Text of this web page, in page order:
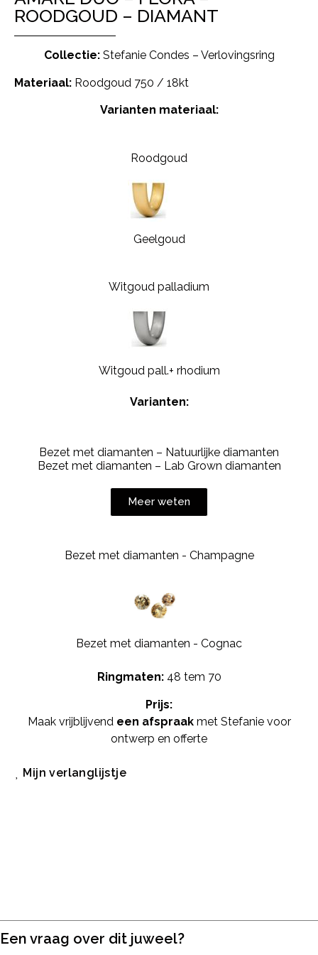
ROODGOUD – DIAMANT
Collectie: Stefanie Condes – Verlovingsring
Materiaal: Roodgoud 750 / 18kt
Varianten materiaal:
Roodgoud
Geelgoud
Witgoud palladium
Witgoud pall.+ rhodium
Varianten:
Bezet met diamanten – Natuurlijke diamanten
Bezet met diamanten – Lab Grown diamanten
Meer weten
Bezet met diamanten - Champagne
Bezet met diamanten - Cognac
Ringmaten: 48 tem 70
Prijs:
Maak vrijblijvend een afspraakmet Stefanie voor
ontwerp en offerte
Mijn verlanglijstje
Een vraag over dit juweel?